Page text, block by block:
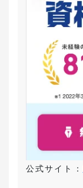
公式サイト：